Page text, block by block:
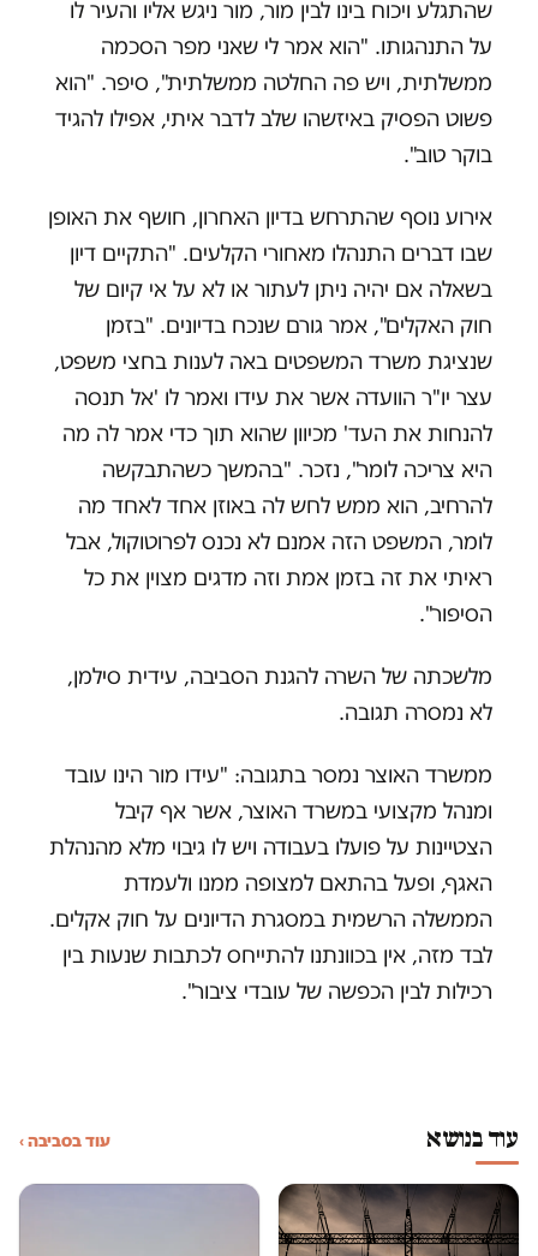
שהתגלע ויכוח בינו לבין מור, מור ניגש אליו והעיר לו
על התנהגותו. "הוא אמר לי שאני מפר הסכמה
ממשלתית, ויש פה החלטה ממשלתית", סיפר. "הוא
פשוט הפסיק באיזשהו שלב לדבר איתי, אפילו להגיד
בוקר טוב".
אירוע נוסף שהתרחש בדיון האחרון, חושף את האופן
שבו דברים התנהלו מאחורי הקלעים. "התקיים דיון
בשאלה אם יהיה ניתן לעתור או לא על אי קיום של
חוק האקלים", אמר גורם שנכח בדיונים. "בזמן
שנציגת משרד המשפטים באה לענות בחצי משפט,
עצר יו"ר הוועדה אשר את עידו ואמר לו 'אל תנסה
להנחות את העד' מכיוון שהוא תוך כדי אמר לה מה
היא צריכה לומר", נזכר. "בהמשך כשהתבקשה
להרחיב, הוא ממש לחש לה באוזן אחד לאחד מה
לומר, המשפט הזה אמנם לא נכנס לפרוטוקול, אבל
ראיתי את זה בזמן אמת וזה מדגים מצוין את כל
הסיפור".
מלשכתה של השרה להגנת הסביבה, עידית סילמן,
לא נמסרה תגובה.
ממשרד האוצר נמסר בתגובה: "עידו מור הינו עובד
ומנהל מקצועי במשרד האוצר, אשר אף קיבל
הצטיינות על פועלו בעבודה ויש לו גיבוי מלא מהנהלת
האגף, ופעל בהתאם למצופה ממנו ולעמדת
הממשלה הרשמית במסגרת הדיונים על חוק אקלים.
לבד מזה, אין בכוונתנו להתייחס לכתבות שנעות בין
רכילות לבין הכפשה של עובדי ציבור".
עוד בנושא עוד בסביבה ›